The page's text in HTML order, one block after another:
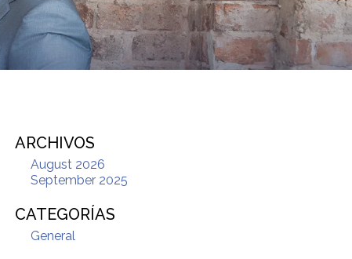
ARCHIVOS
August 2026
September 2025
CATEGORÍAS
General